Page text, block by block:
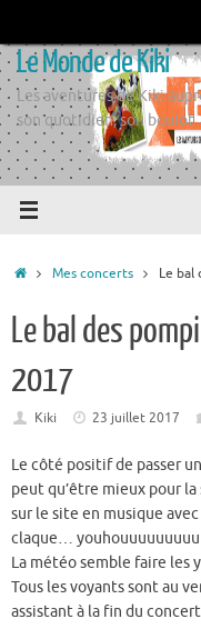
contenu
Le Monde de Kiki
Les aventures de Kiki
son quotidien, son boulot
Accueil
Mes concerts Le bal
Le bal des
2017
Kiki 23 juillet 2017
Le côté positif de passer
peut qu’être mieux pour
sur le site en musique
claque…
La météo semble faire les
Tous les voyants sont au
assistant à la fin du